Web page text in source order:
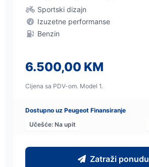
Sportski dizajn
Izuzetne performanse
Benzin
6.500,00 KM
Cijena sa PDV-om. Model 1.
Dostupno uz Peugeot Finansiranje
Učešće: Na upit
Zatraži ponudu